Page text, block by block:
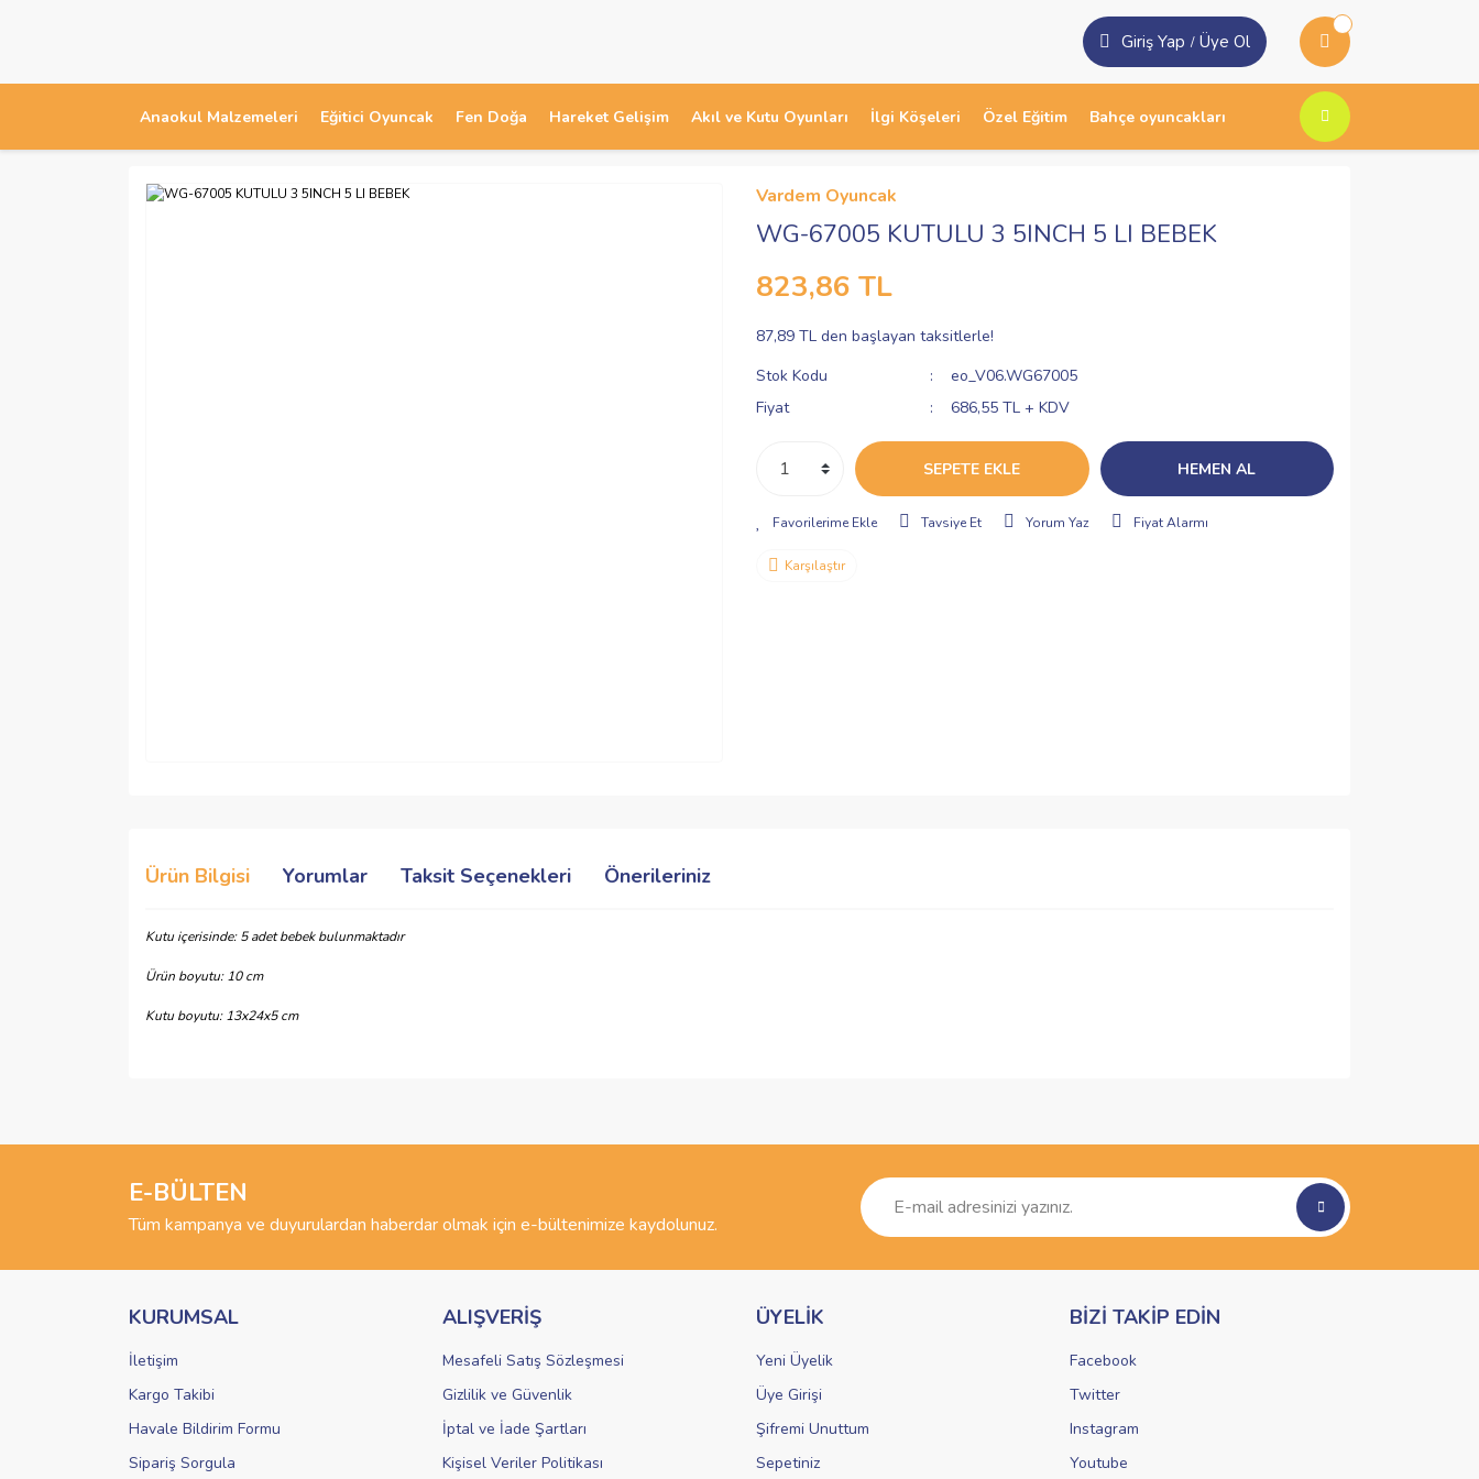
Giriş Yap / Üye Ol
Anaokul Malzemeleri Eğitici Oyuncak Fen Doğa Hareket Gelişim Akıl ve Kutu Oyunları İlgi Köşeleri Özel Eğitim Bahçe oyuncakları
Vardem Oyuncak
WG-67005 KUTULU 3 5INCH 5 LI BEBEK
823,86 TL
87,89 TL den başlayan taksitlerle!
Stok Kodu
eo_V06.WG67005
Fiyat
686,55 TL + KDV
SEPETE EKLE HEMEN AL
Tavsiye Et Yorum Yaz Fiyat Alarmı
Karşılaştır
Ürün Bilgisi Yorumlar Taksit Seçenekleri Önerileriniz
Kutu içerisinde: 5 adet bebek bulunmaktadır
Ürün boyutu: 10 cm
Kutu boyutu: 13x24x5 cm
Ürün resmi kalitesiz, bozuk veya görüntülenemiyor.
Bu ürüne benzer farklı alternatifler olmalı.
E-BÜLTEN
Tüm kampanya ve duyurulardan haberdar olmak için e-bültenimize kaydolunuz.
KURUMSAL
İletişim
Kargo Takibi
Havale Bildirim Formu
Sipariş Sorgula
ALIŞVERİŞ
Mesafeli Satış Sözleşmesi
Gizlilik ve Güvenlik
İptal ve İade Şartları
Kişisel Veriler Politikası
ÜYELİK
Yeni Üyelik
Üye Girişi
Şifremi Unuttum
Sepetiniz
BİZİ TAKİP EDİN
Facebook
Twitter
Instagram
Youtube